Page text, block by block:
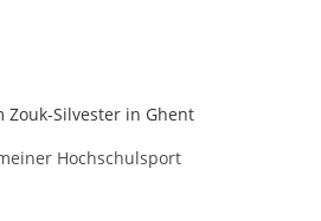
Hochschulsport